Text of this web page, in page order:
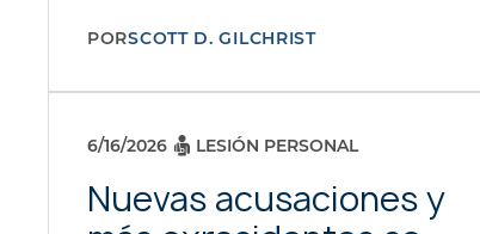
PORSCOTT D. GILCHRIST
6/16/2026 LESIÓN PERSONAL
Nuevas acusaciones y